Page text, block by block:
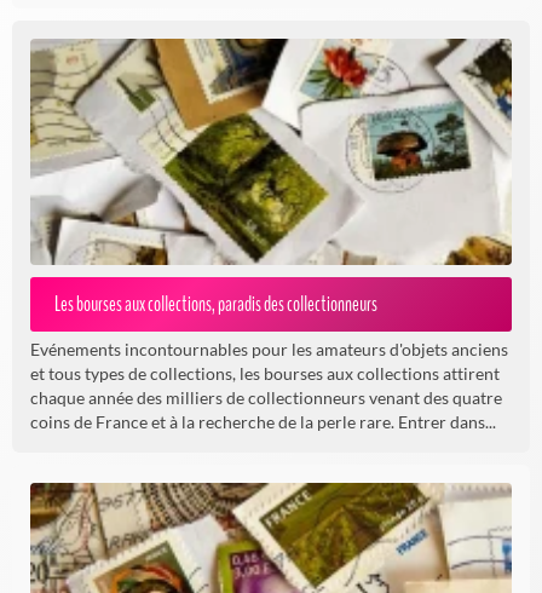
Les bourses aux collections, paradis des collectionneurs
Evénements incontournables pour les amateurs d'objets anciens
et tous types de collections, les bourses aux collections attirent
chaque année des milliers de collectionneurs venant des quatre
coins de France et à la recherche de la perle rare. Entrer dans...